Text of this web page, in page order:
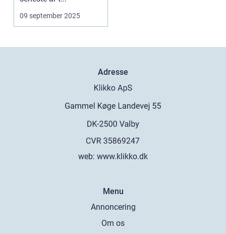
09 september 2025
Adresse
web: www.klikko.dk
Menu
Annoncering
Om os